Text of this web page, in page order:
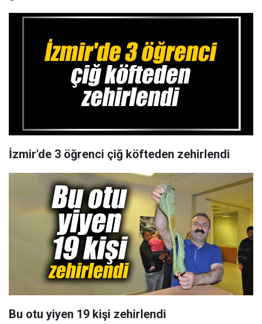
İzmir'de 3 öğrenci çiğ köfteden zehirlendi
Bu otu yiyen 19 kişi zehirlendi